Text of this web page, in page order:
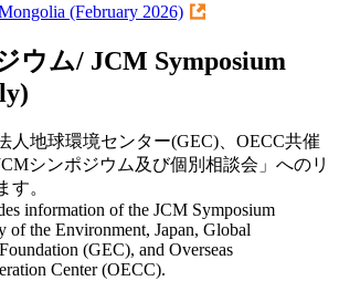
(February 2026)
ウム/ JCM Symposium
人地球環境センター(GEC)、OECC共催
シンポジウム及び個別相談会」へのリ
す。
information of the JCM Symposium
of the Environment, Japan, Global
(GEC), and Overseas
Center (OECC).